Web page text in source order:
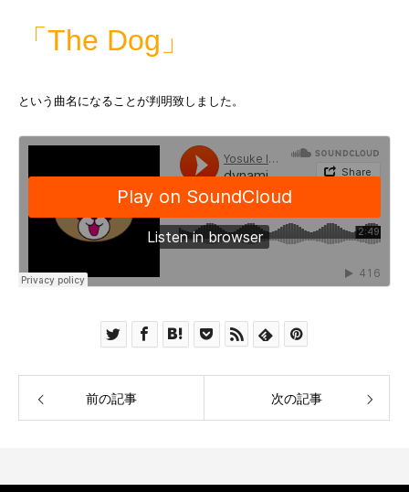
「The Dog」
という曲名になることが判明致しました。
前の記事 次の記事